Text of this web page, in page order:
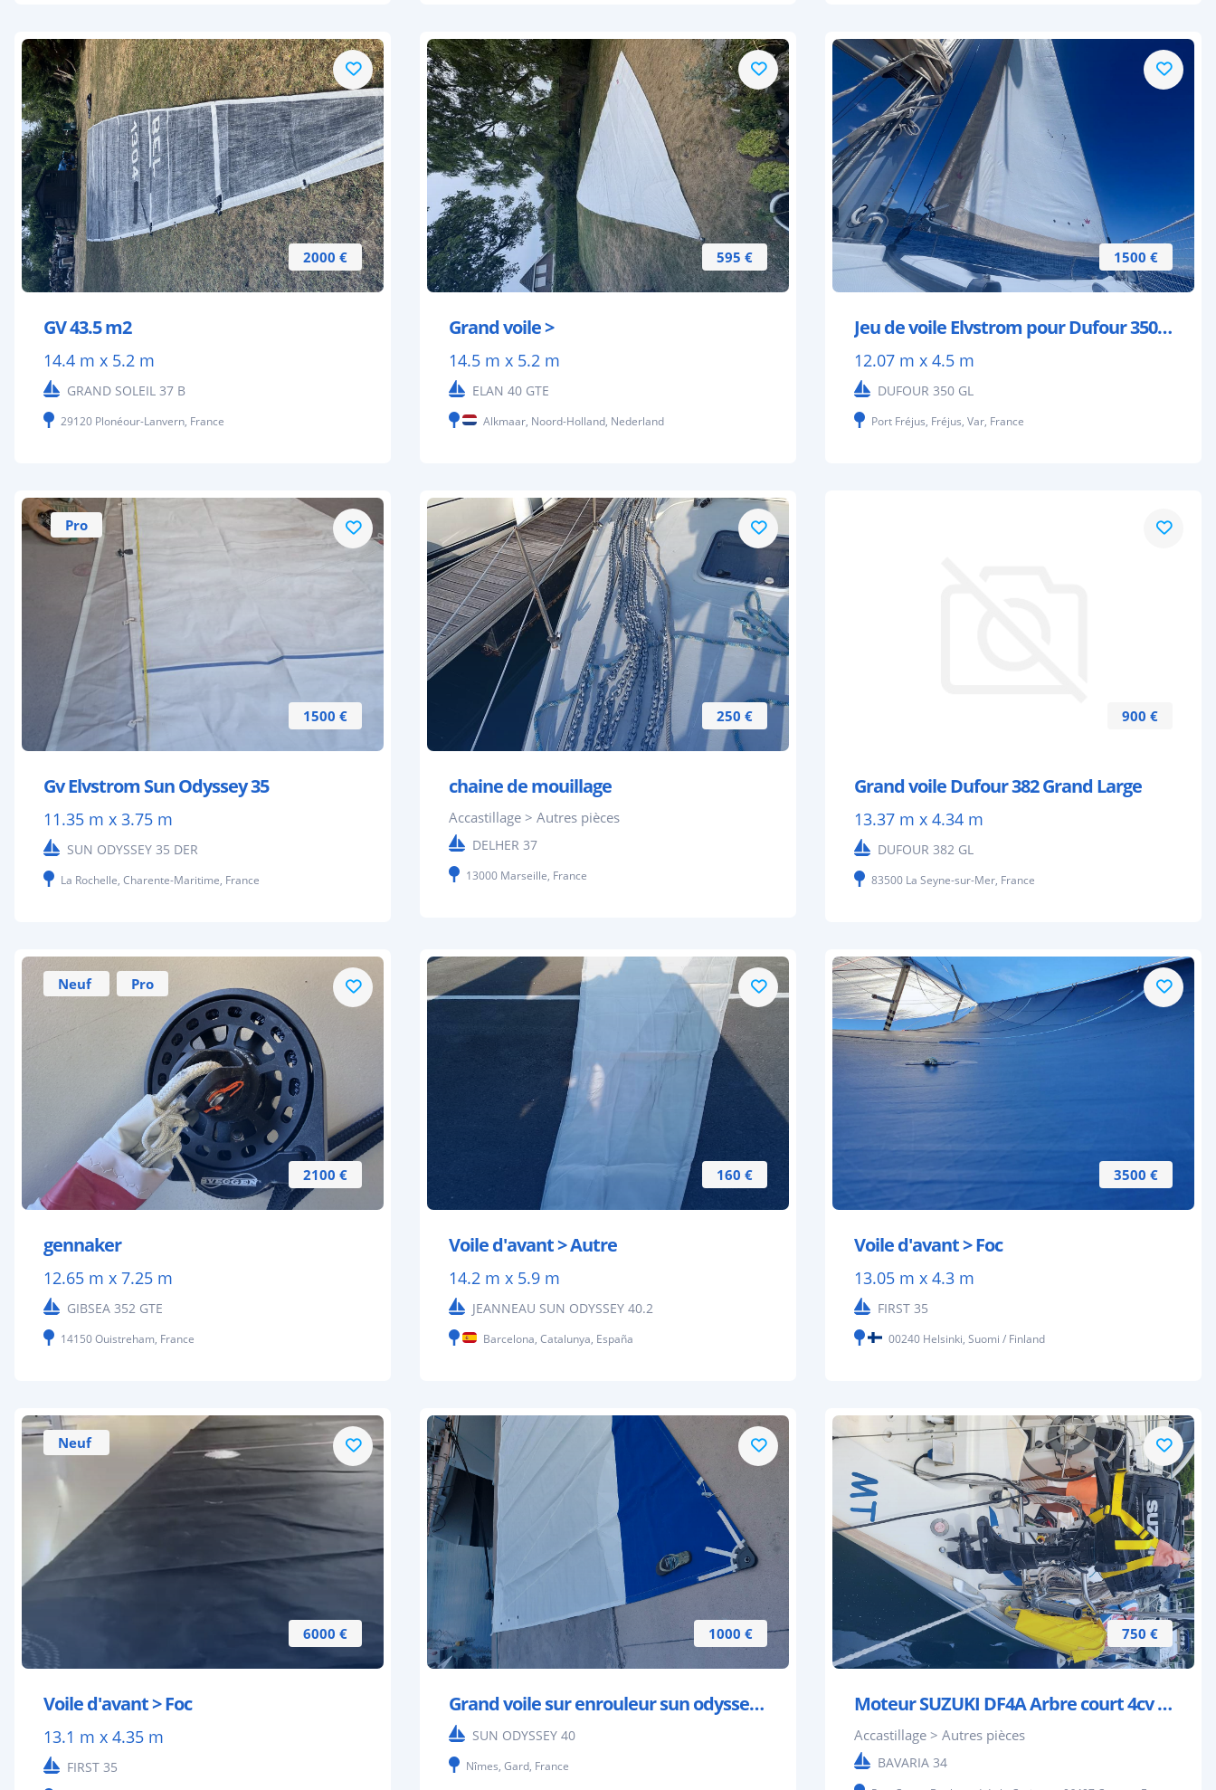
2000 €
GV 43.5 m2
14.4 m x 5.2 m
GRAND SOLEIL 37 B
29120 Plonéour-Lanvern, France
595 €
Grand voile >
14.5 m x 5.2 m
ELAN 40 GTE
Alkmaar, Noord-Holland, Nederland
1500 €
Jeu de voile Elvstrom pour Dufour 350 GL
12.07 m x 4.5 m
DUFOUR 350 GL
Port Fréjus, Fréjus, Var, France
1500 €
Pro
Gv Elvstrom Sun Odyssey 35
11.35 m x 3.75 m
SUN ODYSSEY 35 DER
La Rochelle, Charente-Maritime, France
250 €
chaine de mouillage
Accastillage > Autres pièces
DELHER 37
13000 Marseille, France
900 €
Grand voile Dufour 382 Grand Large
13.37 m x 4.34 m
DUFOUR 382 GL
83500 La Seyne-sur-Mer, France
2100 €
Neuf Pro
gennaker
12.65 m x 7.25 m
GIBSEA 352 GTE
14150 Ouistreham, France
160 €
Voile d'avant > Autre
14.2 m x 5.9 m
JEANNEAU SUN ODYSSEY 40.2
Barcelona, Catalunya, España
3500 €
Voile d'avant > Foc
13.05 m x 4.3 m
FIRST 35
00240 Helsinki, Suomi / Finland
6000 €
Neuf
Voile d'avant > Foc
13.1 m x 4.35 m
FIRST 35
1000 €
Grand voile sur enrouleur sun odyssey 40
SUN ODYSSEY 40
Nîmes, Gard, France
750 €
Moteur SUZUKI DF4A Arbre court 4cv état neuf 2023
Accastillage > Autres pièces
BAVARIA 34